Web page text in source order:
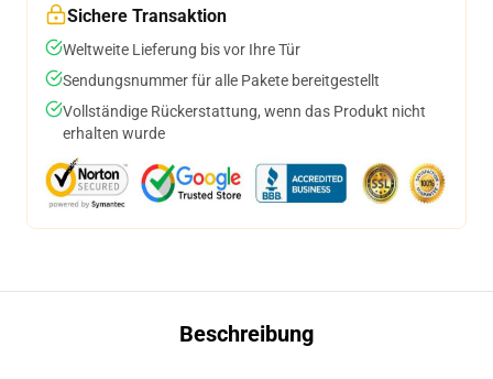
Sichere Transaktion
Weltweite Lieferung bis vor Ihre Tür
Sendungsnummer für alle Pakete bereitgestellt
Vollständige Rückerstattung, wenn das Produkt nicht
erhalten wurde
Beschreibung